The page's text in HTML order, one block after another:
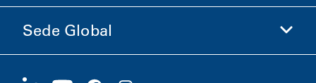
Carreiras
Investidores
Sede Global